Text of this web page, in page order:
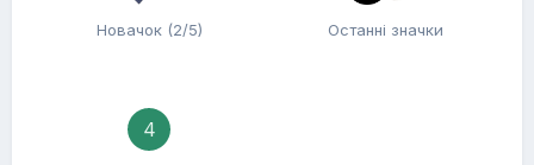
Новачок (2/5) Останні значки
4